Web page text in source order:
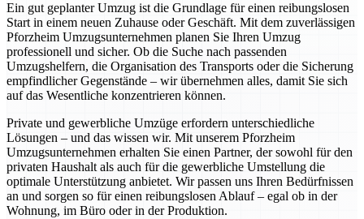
Ein gut geplanter Umzug ist die Grundlage für einen reibungslosen
Start in einem neuen Zuhause oder Geschäft. Mit dem zuverlässigen
Pforzheim Umzugsunternehmen planen Sie Ihren Umzug
professionell und sicher. Ob die Suche nach passenden
Umzugshelfern, die Organisation des Transports oder die Sicherung
empfindlicher Gegenstände – wir übernehmen alles, damit Sie sich
auf das Wesentliche konzentrieren können.
Private und gewerbliche Umzüge erfordern unterschiedliche
Lösungen – und das wissen wir. Mit unserem Pforzheim
Umzugsunternehmen erhalten Sie einen Partner, der sowohl für den
privaten Haushalt als auch für die gewerbliche Umstellung die
optimale Unterstützung anbietet. Wir passen uns Ihren Bedürfnissen
an und sorgen so für einen reibungslosen Ablauf – egal ob in der
Wohnung, im Büro oder in der Produktion.